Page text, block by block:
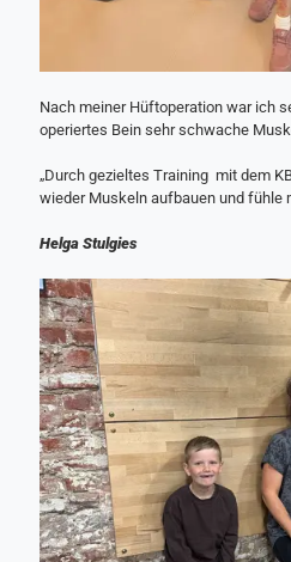
Nach meiner Hüftoperation war ich
operiertes Bein sehr schwache
„Durch gezieltes Training mit dem
wieder Muskeln aufbauen und fühle
Helga Stulgies